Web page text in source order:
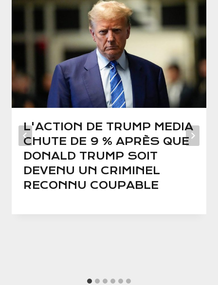
L'ACTION DE TRUMP MEDIA
CHUTE DE 9 % APRÈS QUE
DONALD TRUMP SOIT
DEVENU UN CRIMINEL
RECONNU COUPABLE